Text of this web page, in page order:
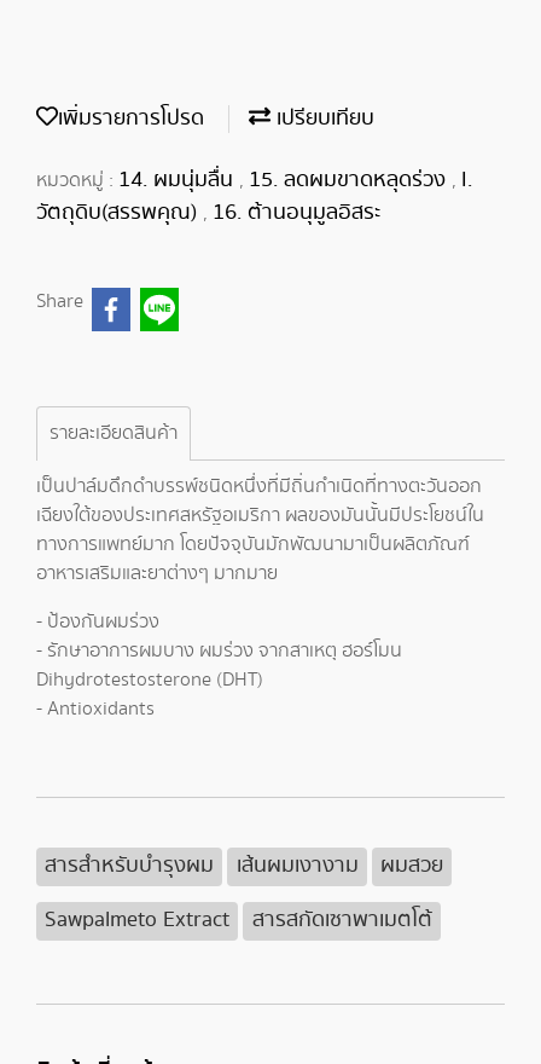
เพิ่มรายการโปรด เปรียบเทียบ
หมวดหมู่ : 14. ผมนุ่มลื่น , 15. ลดผมขาดหลุดร่วง , I.
วัตถุดิบ(สรรพคุณ) , 16. ต้านอนุมูลอิสระ
Share
รายละเอียดสินค้า
เป็นปาล์มดึกดำบรรพ์ชนิดหนึ่งที่มีถิ่นกำเนิดที่ทางตะวันออก
เฉียงใต้ของประเทศสหรัฐอเมริกา ผลของมันนั้นมีประโยชน์ใน
ทางการแพทย์มาก โดยปัจจุบันมักพัฒนามาเป็นผลิตภัณฑ์
อาหารเสริมและยาต่างๆ มากมาย
- ป้องกันผมร่วง
- รักษาอาการผมบาง ผมร่วง จากสาเหตุ ฮอร์โมน
Dihydrotestosterone (DHT)
- Antioxidants
สารสำหรับบำรุงผม เส้นผมเงางาม
ผมสวย
Sawpalmeto Extract
สารสกัดเซาพาเมตโต้